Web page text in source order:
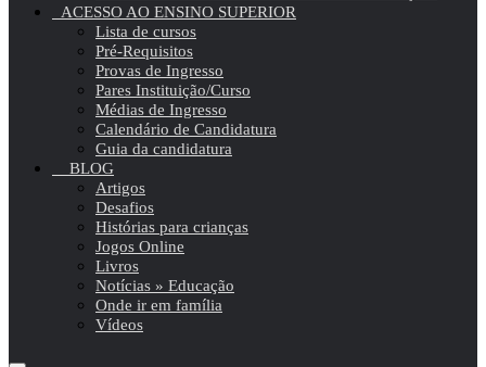
ACESSO AO ENSINO SUPERIOR
Lista de cursos
Pré-Requisitos
Provas de Ingresso
Pares Instituição/Curso
Médias de Ingresso
Calendário de Candidatura
Guia da candidatura
BLOG
Artigos
Desafios
Histórias para crianças
Jogos Online
Livros
Notícias » Educação
Onde ir em família
Vídeos